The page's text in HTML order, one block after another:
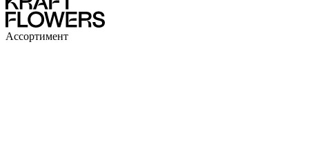
Ассортимент